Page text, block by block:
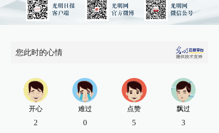
您此时的心情
开心
2
难过
0
点赞
5
飘过
3